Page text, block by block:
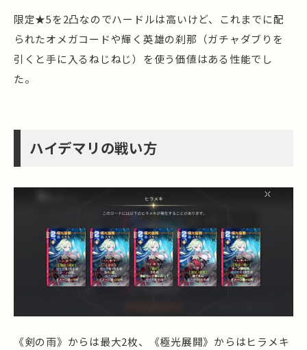
限定★5を2凸なのでハードルは高いけど、これまでに配
られたオメガコードや輝く英雄の刹那（ガチャダブりを
引くと手に入るねじねじ）を使う価値はある性能でし
た。
ハイデマリの戦い方
《剣の雨》からは最大2枚、《極光展開》からはヒラメキ